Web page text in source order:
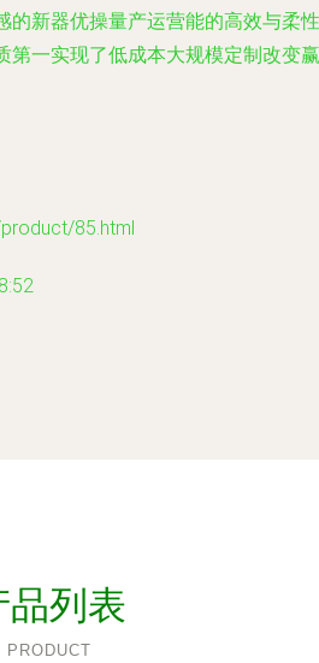
的新器优操量产运营能的高效与柔性
第一实现了低成本大规模定制改变赢
85.html
品列表
PRODUCT